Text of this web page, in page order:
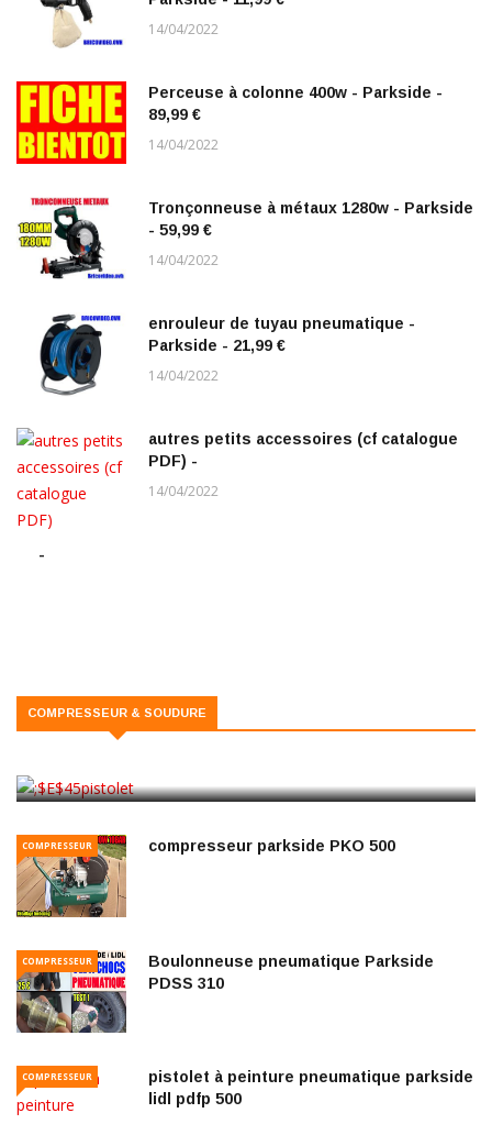
14/04/2022
Perceuse à colonne 400w - Parkside -
89,99 €
14/04/2022
Tronçonneuse à métaux 1280w - Parkside
- 59,99 €
14/04/2022
enrouleur de tuyau pneumatique -
Parkside - 21,99 €
14/04/2022
autres petits accessoires (cf catalogue
PDF) -
14/04/2022
-
COMPRESSEUR & SOUDURE
lidl/pistolet-de-sablage-a-air-comprime-
lidl-pdsp-1000-lidl.html
COMPRESSEUR compresseur parkside PKO 500
COMPRESSEUR
Boulonneuse pneumatique Parkside
PDSS 310
COMPRESSEUR
pistolet à peinture pneumatique parkside
lidl pdfp 500